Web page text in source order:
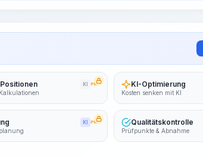
KI PRO KI-Optimierung
Kosten senken mit KI
KI PRO Qualitätskontrolle
Prüfpunkte & Abnahme